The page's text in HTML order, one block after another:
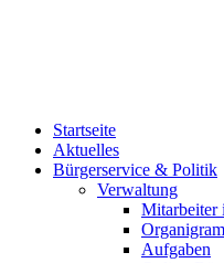
Startseite
Aktuelles
Bürgerservice & Politik
Verwaltung
Mitarbeiter
Aufgaben